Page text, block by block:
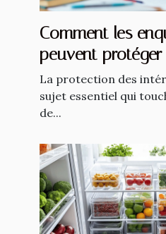
Comment les
peuvent
La protection des
sujet essentiel qui
de...